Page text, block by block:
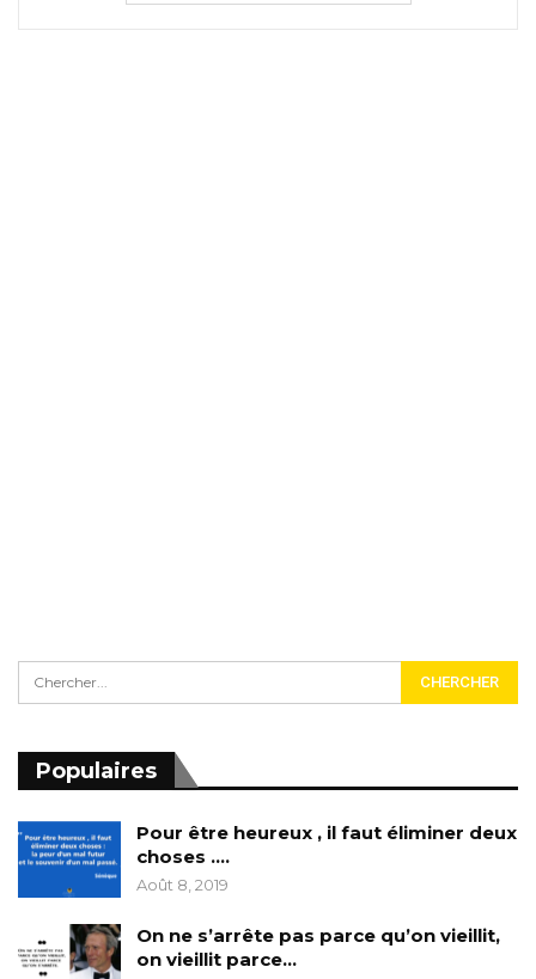
Populaires
Pour être heureux , il faut éliminer deux
choses ….
Août 8, 2019
On ne s’arrête pas parce qu’on vieillit,
on vieillit parce…